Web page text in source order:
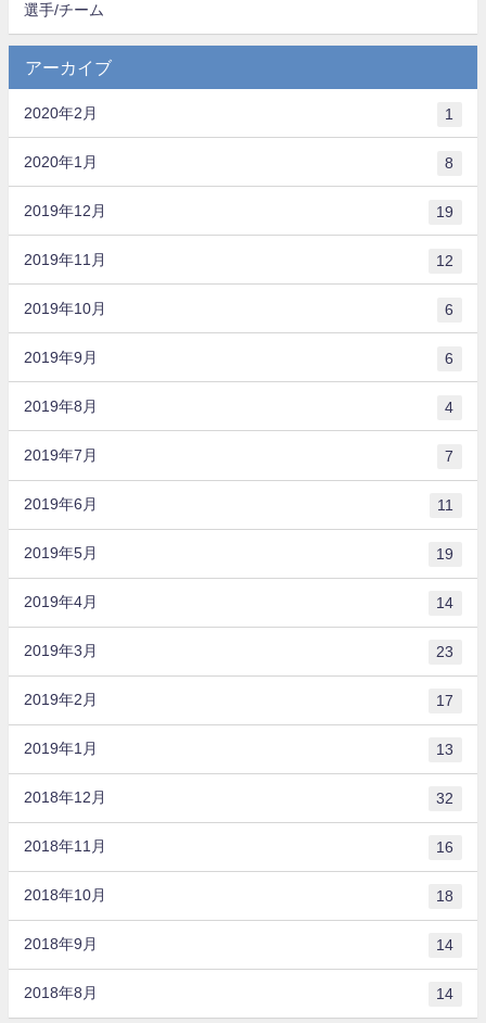
選手/チーム
アーカイブ
2020年2月 1
2020年1月 8
2019年12月 19
2019年11月 12
2019年10月 6
2019年9月 6
2019年8月 4
2019年7月 7
2019年6月 11
2019年5月 19
2019年4月 14
2019年3月 23
2019年2月 17
2019年1月 13
2018年12月 32
2018年11月 16
2018年10月 18
2018年9月 14
2018年8月 14